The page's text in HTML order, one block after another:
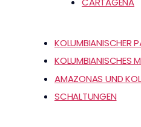
KOLUMBIANISCHER
KOLUMBIANISCHES
AMAZONAS UND
SCHALTUNGEN